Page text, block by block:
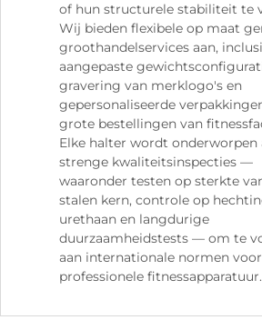
of hun structurele stabiliteit te
Wij bieden flexibele op maat
groothandelservices aan,
aangepaste
gravering van merklogo's en
gepersonaliseerde
grote bestellingen van
Elke halter wordt onderworpen
strenge kwaliteitsinspecties —
waaronder testen op sterkte
stalen kern, controle op
urethaan en langdurige
duurzaamheidstests — om te
aan internationale normen voor
professionele fitnessapparatuur.